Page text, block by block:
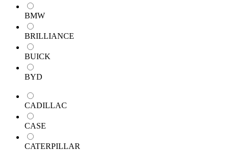
BMW
BRILLIANCE
BUICK
BYD
CADILLAC
CASE
CATERPILLAR